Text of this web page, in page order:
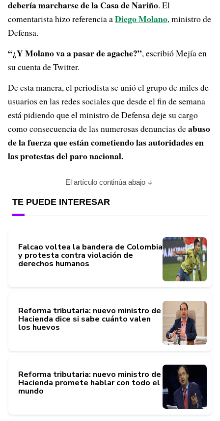
debería marcharse de la Casa de Nariño. El
comentarista hizo referencia aDiego Molano, ministro de
Defensa.
“¿Y Molano va a pasar de agache?”, escribió Mejía en
su cuenta de Twitter.
De esta manera, el periodista se unió el grupo de miles de
usuarios en las redes sociales que desde el fin de semana
está pidiendo que el ministro de Defensa deje su cargo
como consecuencia de las numerosas denuncias deabuso
de la fuerza que están cometiendo las autoridades en
las protestas del paro nacional.
El artículo continúa abajo
TE PUEDE INTERESAR
Falcao voltea la bandera de Colombia
y protesta contra violación de
derechos humanos
Reforma tributaria: nuevo ministro de
Hacienda dice si sabe cuánto valen
los huevos
Reforma tributaria: nuevo ministro de
Hacienda promete hablar con todo el
mundo